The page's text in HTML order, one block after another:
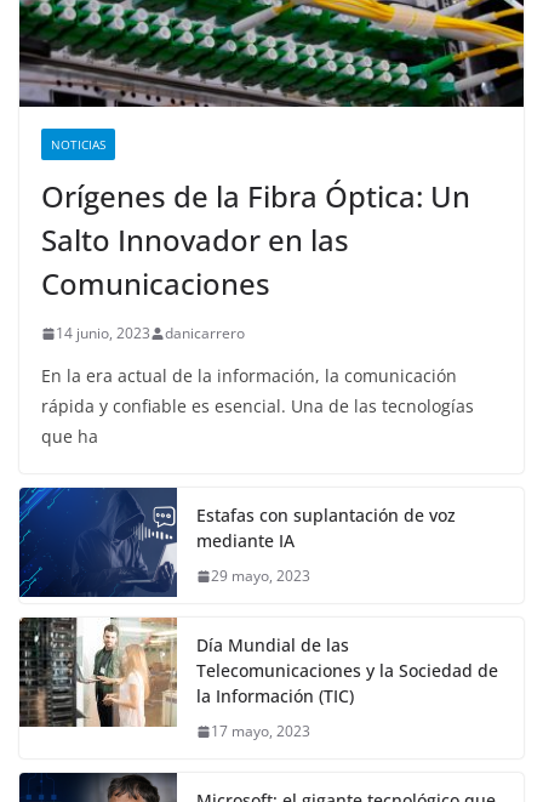
NOTICIAS
Orígenes de la Fibra Óptica: Un
Salto Innovador en las
Comunicaciones
14 junio, 2023 danicarrero
En la era actual de la información, la comunicación
rápida y confiable es esencial. Una de las tecnologías
que ha
Estafas con suplantación de voz
mediante IA
29 mayo, 2023
Día Mundial de las
Telecomunicaciones y la Sociedad de
la Información (TIC)
17 mayo, 2023